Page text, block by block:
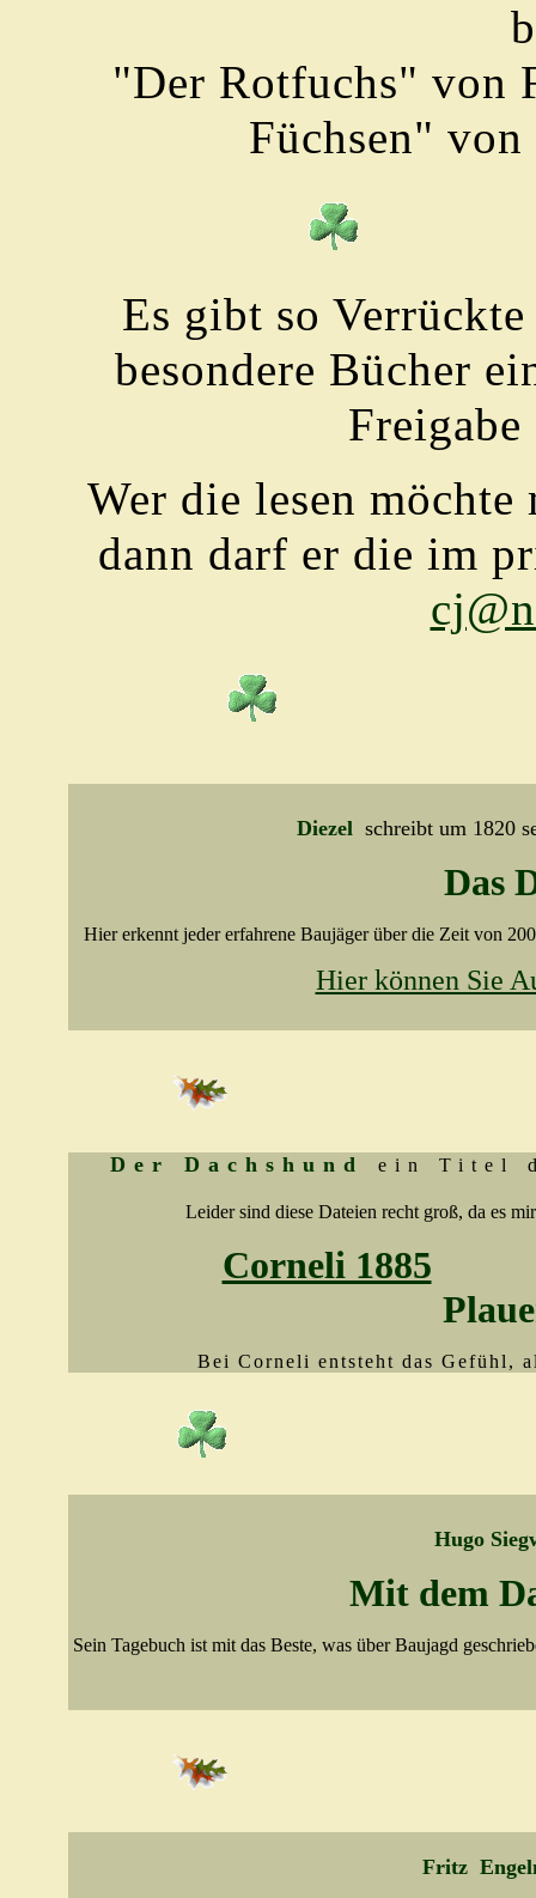
"Der Rotfuchs" von
Füchsen"
Es gibt so
besondere Bücher
Freigabe
Wer die lesen
dann darf er die im
Diezel schreibt um 1820
Das
Hier erkennt jeder erfahrene Baujäger über die Zeit von
Hier können Sie
Der Dachshund ein Titel
Leider sind diese Dateien recht groß, da es
Corneli 1885
Bei Corneli entsteht das Gefühl,
Hugo
Mit dem
Sein Tagebuch ist mit das Beste, was über Baujagd
Fritz